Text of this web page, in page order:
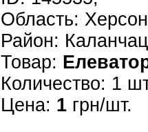
Область:
Район:
Товар:
Количество: 1
Цена: 1 грн/шт.